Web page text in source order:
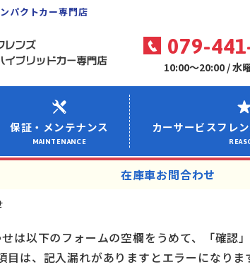
パクトカー専門店
079-
10:00～20:00 / 水
保証・メンテナンス
MAINTENANCE
カーサービスフレ
在庫車お問合わせ
は以下のフォームの空欄をうめて、「確認
目は、記入漏れがありますとエラーになりま